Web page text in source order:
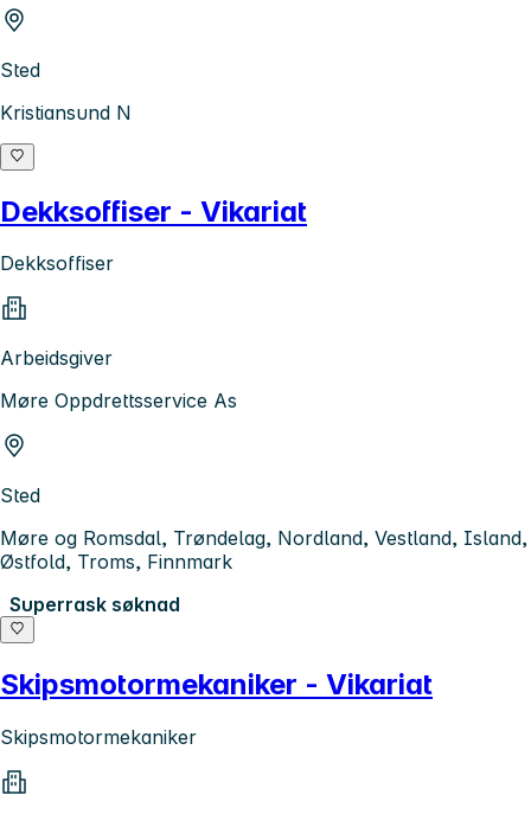
Sted
Kristiansund N
Dekksoffiser - Vikariat
Dekksoffiser
Arbeidsgiver
Møre Oppdrettsservice As
Sted
Møre og Romsdal, Trøndelag, Nordland, Vestland, Island,
Østfold, Troms, Finnmark
Superrask søknad
Skipsmotormekaniker - Vikariat
Skipsmotormekaniker